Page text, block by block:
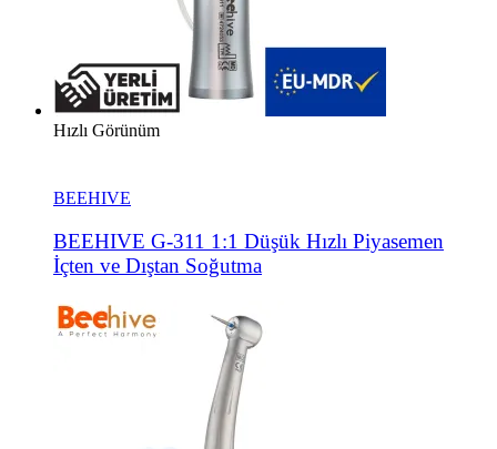
Hızlı Görünüm
BEEHIVE
BEEHIVE G-311 1:1 Düşük Hızlı Piyasemen
İçten ve Dıştan Soğutma